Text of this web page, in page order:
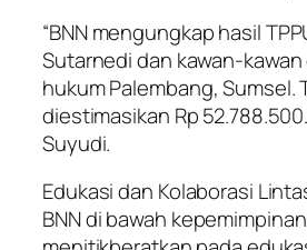
“BNN mengungkap hasil
Sutarnedi dan kawan-kawan
hukum Palembang, Sumsel.
diestimasikan Rp
Suyudi.
Edukasi dan Kolaborasi
BNN di bawah